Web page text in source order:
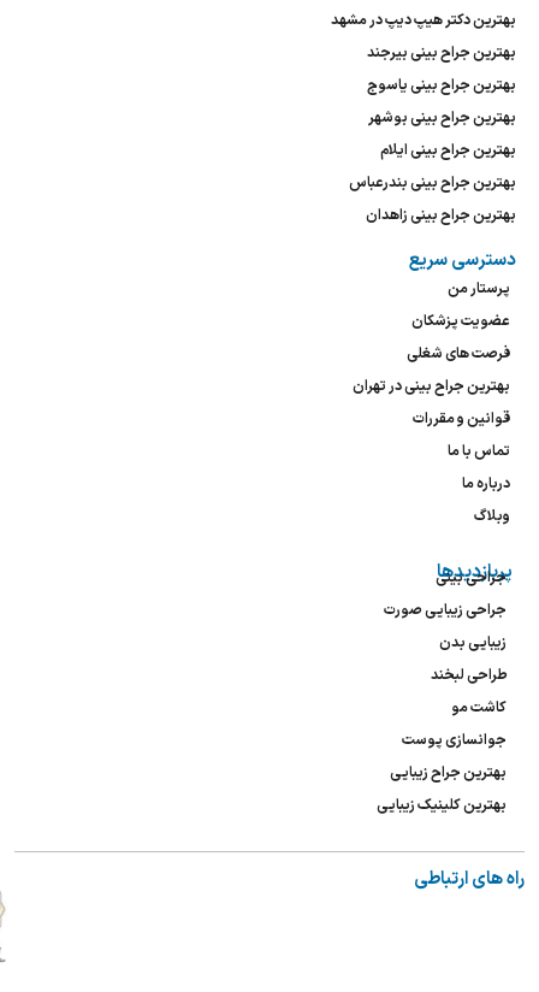
بهترین دکتر هیپ دیپ در مشهد
بهترین جراح بینی بیرجند
بهترین جراح بینی یاسوج
بهترین جراح بینی بوشهر
بهترین جراح بینی ایلام
بهترین جراح بینی بندرعباس
بهترین جراح بینی زاهدان
دسترسی سریع
پرستار من
عضویت پزشکان
فرصت های شغلی
بهترین جراح بینی در تهران
قوانین و مقررات
تماس با ما
درباره ما
وبلاگ
پربازدیدها
جراحی بینی
جراحی زیبایی صورت
زیبایی بدن
طراحی لبخند
کاشت مو
جوانسازی پوست
بهترین جراح زیبایی
بهترین کلینیک زیبایی
راه های ارتباطی